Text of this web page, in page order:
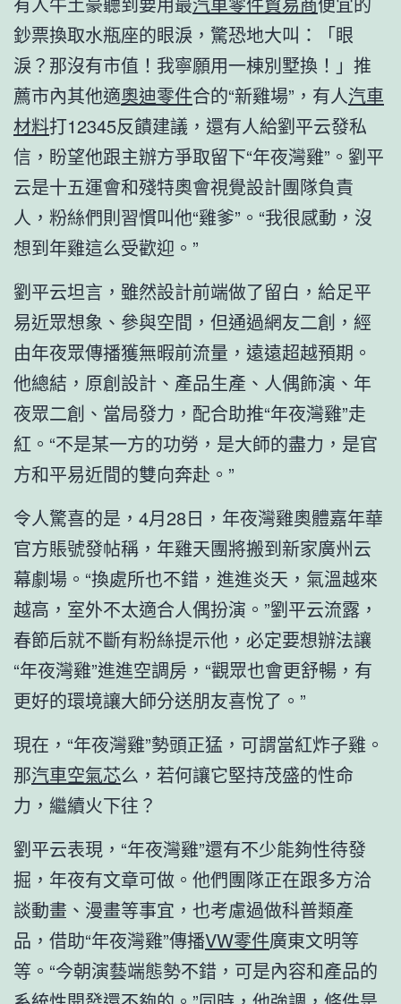
鈔票換取水瓶座的眼淚，驚恐地大叫：「眼
淚？那沒有市值！我寧願用一棟別墅換！」推
薦市內其他適奧迪零件合的“新雞場”，有人汽車
材料打12345反饋建議，還有人給劉平云發私
信，盼望他跟主辦方爭取留下“年夜灣雞”。劉平
云是十五運會和殘特奧會視覺設計團隊負責
人，粉絲們則習慣叫他“雞爹”。“我很感動，沒
想到年雞這么受歡迎。”
劉平云坦言，雖然設計前端做了留白，給足平
易近眾想象、參與空間，但通過網友二創，經
由年夜眾傳播獲無暇前流量，遠遠超越預期。
他總結，原創設計、產品生產、人偶飾演、年
夜眾二創、當局發力，配合助推“年夜灣雞”走
紅。“不是某一方的功勞，是大師的盡力，是官
方和平易近間的雙向奔赴。”
令人驚喜的是，4月28日，年夜灣雞奧體嘉年華
官方賬號發帖稱，年雞天團將搬到新家廣州云
幕劇場。“換處所也不錯，進進炎天，氣溫越來
越高，室外不太適合人偶扮演。”劉平云流露，
春節后就不斷有粉絲提示他，必定要想辦法讓
“年夜灣雞”進進空調房，“觀眾也會更舒暢，有
更好的環境讓大師分送朋友喜悅了。”
現在，“年夜灣雞”勢頭正猛，可謂當紅炸子雞。
那汽車空氣芯么，若何讓它堅持茂盛的性命
力，繼續火下往？
劉平云表現，“年夜灣雞”還有不少能夠性待發
掘，年夜有文章可做。他們團隊正在跟多方洽
談動畫、漫畫等事宜，也考慮過做科普類產
品，借助“年夜灣雞”傳播VW零件廣東文明等
等。“今朝演藝端態勢不錯，可是內容和產品的